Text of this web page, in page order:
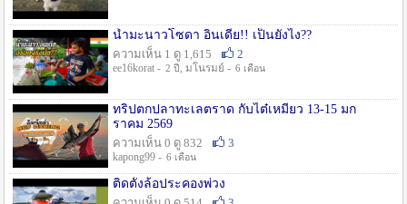
น้ำมะนาวโซดา อินเดีย!! เป็นยังไง??
ความเห็น 1 ดู 1,615
2
ee16korat - 2 ปี , มโนรมย์ - 6 เดือน
ทริปตกปลาทะเลตราด กับไต๋เหมี่ยว 13-15 มก
ราคม 2569
ความเห็น 0 ดู 832
3
kapong99 - 6 เดือน
ติดตั้งล้อประคองพ่วง